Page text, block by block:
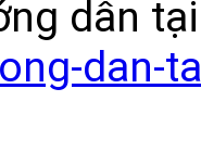
dẫn tại
dan-